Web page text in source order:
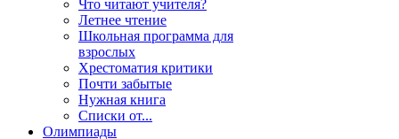
Что читают учителя?
Летнее чтение
Школьная программа для
взрослых
Хрестоматия критики
Почти забытые
Нужная книга
Списки от...
Олимпиады